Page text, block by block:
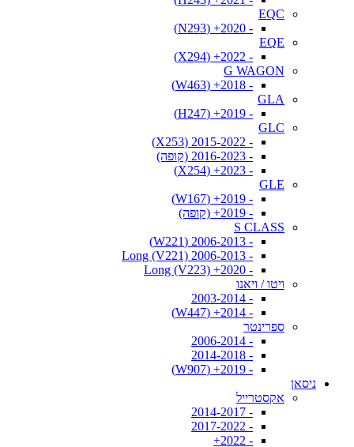
EQC
- 2020+ (N293)
EQE
- 2022+ (X294)
G WAGON
- 2018+ (W463)
GLA
- 2019+ (H247)
GLC
- 2015-2022 (X253)
- 2016-2023 (קופה)
- 2023+ (X254)
GLE
- 2019+ (W167)
- 2019+ (קופה)
S CLASS
- 2006-2013 (W221)
- 2006-2013 Long (V221)
- 2020+ Long (V223)
ויטו / ויאנו
- 2003-2014
- 2014+ (W447)
ספרינטר
- 2006-2014
- 2014-2018
- 2019+ (W907)
ניסאן
אקסטרייל
- 2014-2017
- 2017-2022
- 2022+